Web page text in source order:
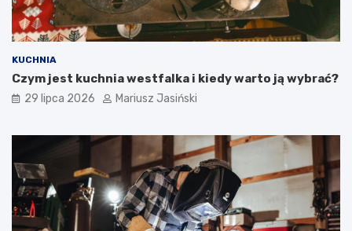
KUCHNIA
Czym jest kuchnia westfalka i kiedy warto ją wybrać?
29 lipca 2026 Mariusz Jasiński